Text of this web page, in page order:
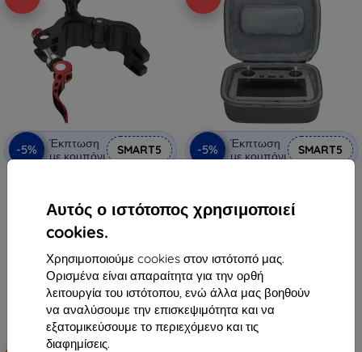
Αυτός ο ιστότοπος χρησιμοποιεί
cookies.
Χρησιμοποιούμε cookies στον ιστότοπό μας.
Ορισμένα είναι απαραίτητα για την ορθή
λειτουργία του ιστότοπου, ενώ άλλα μας βοηθούν
να αναλύσουμε την επισκεψιμότητα και να
εξατομικεύσουμε το περιεχόμενο και τις
διαφημίσεις.
-5%
Έκπτωση
με κουπόνι
SMART5
(ZJ669)
23,89 €
22,70 €
Διαθέσιμο > 5 τεμ
-5%
Έκπτωση
με κουπόνι
SMART5
16,90 €
16,06 €